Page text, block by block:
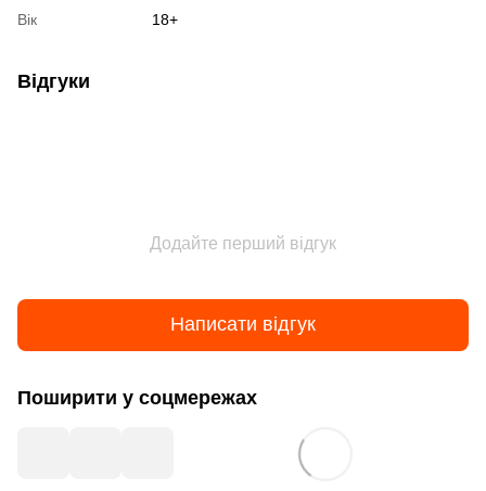
Вік 18+
Відгуки
Додайте перший відгук
Написати відгук
Поширити у соцмережах